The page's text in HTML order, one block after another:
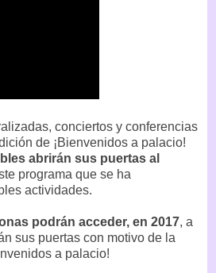
conciertos y conferencias
de ¡Bienvenidos a palacio!
abrirán sus puertas al
programa que se ha
actividades.
podrán acceder, en 2017, a
sus puertas con motivo de la
a palacio!